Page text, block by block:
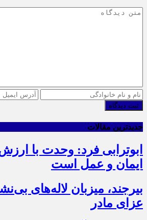
ثبت دیدگاه
جدیدترین مقالات
ابوترابی فرد: وحدت با
ایمان و عمل است
بیرجند، میزبان لاله‌های
عزای مادر